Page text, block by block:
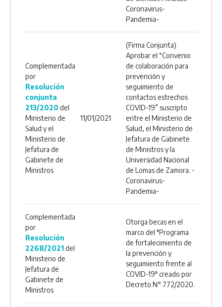
Coronavirus-
Pandemia-
Complementada
por
Resolución
conjunta
213/2020 del
Ministerio de
Salud y el
Ministerio de
Jefatura de
Gabinete de
Ministros
11/01/2021
(Firma Conjunta)
Aprobar el “Convenio
de colaboración para
prevención y
seguimiento de
contactos estrechos
COVID-19” suscripto
entre el Ministerio de
Salud, el Ministerio de
Jefatura de Gabinete
de Ministros y la
Universidad Nacional
de Lomas de Zamora. -
Coronavirus-
Pandemia-
Complementada
por
Resolución
2268/2021del
Ministerio de
Jefatura de
Gabinete de
Ministros
Otorga becas en el
marco del "Programa
de fortalecimiento de
la prevención y
seguimiento frente al
COVID-19" creado por
Decreto N° 772/2020.